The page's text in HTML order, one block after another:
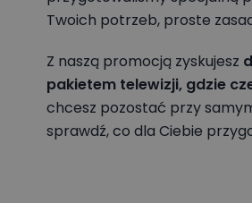
Twoich potrzeb, proste
Z naszą promocją zyskujesz
pakietem telewizji, gdzie
chcesz pozostać przy
sprawdź, co dla Ciebie